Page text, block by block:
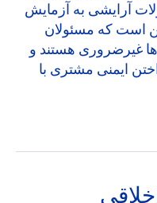
آرایشی به آزمایش
است که مسئولان
غیرضروری هستند و
ایمنی مشتری با